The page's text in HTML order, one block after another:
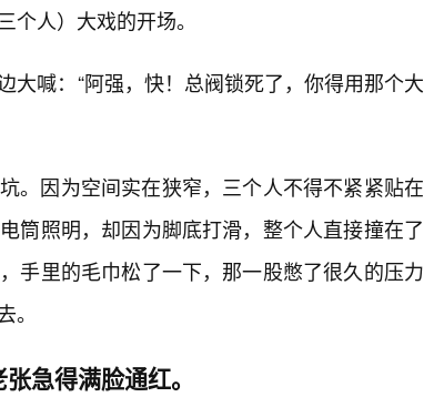
个人）大戏的开场。
大喊：“阿强，快！总阀锁死了，你得用那个大
。因为空间实在狭窄，三个人不得不紧紧贴在
筒照明，却因为脚底打滑，整个人直接撞在了
手里的毛巾松了一下，那一股憋了很久的压力
急得满脸通红。